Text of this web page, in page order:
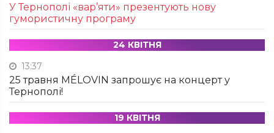
У Тернополі «вар’яти» презентують нову
гумористичну програму
24 КВІТНЯ
13:37
25 травня MÉLOVIN запрошує на концерт у
Тернополі!
19 КВІТНЯ